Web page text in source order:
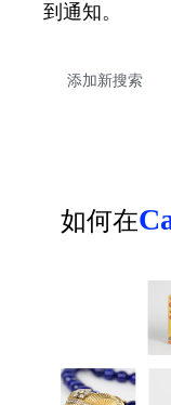
到通知。
如何在